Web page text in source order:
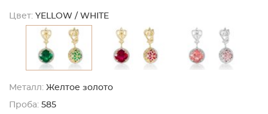
Цвет: YELLOW / WHITE
Металл: Желтое золото
Проба: 585